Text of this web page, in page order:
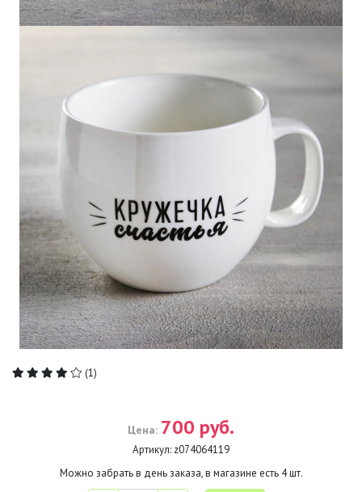
(1)
Цена: 700 руб.
Артикул: z074064119
Можно забрать в день заказа, в магазине есть 4шт.